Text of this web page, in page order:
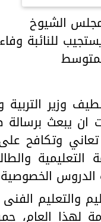
الشيوخ
للنائبة
وزير
ان يبعث برسالة
التعليمية
والتعليم
لهذا